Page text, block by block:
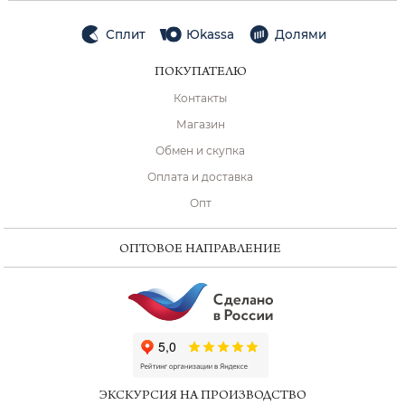
Сплит Юkassa Долями
ПОКУПАТЕЛЮ
Контакты
Магазин
Обмен и скупка
Оплата и доставка
Опт
ОПТОВОЕ НАПРАВЛЕНИЕ
ЭКСКУРСИЯ НА ПРОИЗВОДСТВО